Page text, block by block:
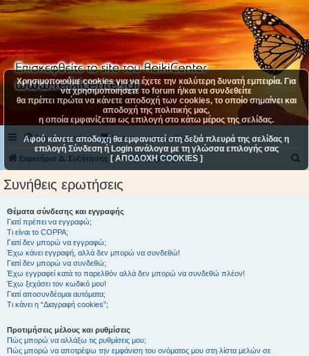
Συχνές ερωτήσεις Επικοινωνήστε μαζί μας
Ευρετήριο Δ. Συζήτησης Συνήθεις ερωτήσεις
Συνήθεις ερωτήσεις
Θέματα σύνδεσης και εγγραφής
Γιατί πρέπει να εγγραφώ;
Τι είναι το COPPA;
Γιατί δεν μπορώ να εγγραφώ;
Έχω κάνει εγγραφή, αλλά δεν μπορώ να συνδεθώ!
Γιατί δεν μπορώ να συνδεθώ;
Έχω εγγραφεί κατά το παρελθόν αλλά δεν μπορώ να συνδεθώ πλέον!
Έχω ξεχάσει τον κωδικό μου!
Γιατί αποσυνδέομαι αυτόματα;
Τι κάνει η “Διαγραφή cookies”;
Προτιμήσεις μέλους και ρυθμίσεις
Πώς μπορώ να αλλάξω τις ρυθμίσεις μου;
Πώς μπορώ να αποτρέψω την εμφάνιση του ονόματος μου στη λίστα μελών σε
Χρησιμοποιούμε cookies για να έχετε την καλύτερη δυνατή εμπειρία. Για
να χρησιμοποιήσετε το forum ή/και να συνδεθείτε
θα πρέπει πρώτα να κάνετε αποδοχή των cookies, το οποίο σημαίνει και
αποδοχή της πολιτικής μας,
η οποία εμφανίζεται ως επιλογή στο κάτω μέρος της σελίδας.
Αφού κάνετε αποδοχή θα εμφανιστεί στη δεξιά πλευρά της σελίδας η
επιλογή Σύνδεση ή Login ανάλογα με τη γλώσσα επιλογής σας
[ ΑΠΟΔΟΧΗ COOKIES ]